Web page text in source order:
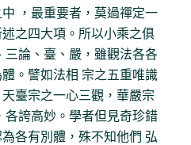
，最重要者，莫過禪定一
之四大項。所以小乘之俱
三論、臺、嚴，雖觀法各各
。譬如法相 宗之五重唯識
臺宗之一心三觀，華嚴宗
各誇高妙。學者但見奇珍錯
各有別體，殊不知他們 弘